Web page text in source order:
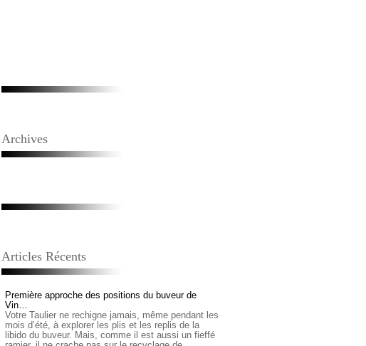
Archives
Articles Récents
Première approche des positions du buveur de
Vin…
Votre Taulier ne rechigne jamais, même pendant les
mois d’été, à explorer les plis et les replis de la
libido du buveur. Mais, comme il est aussi un fieffé